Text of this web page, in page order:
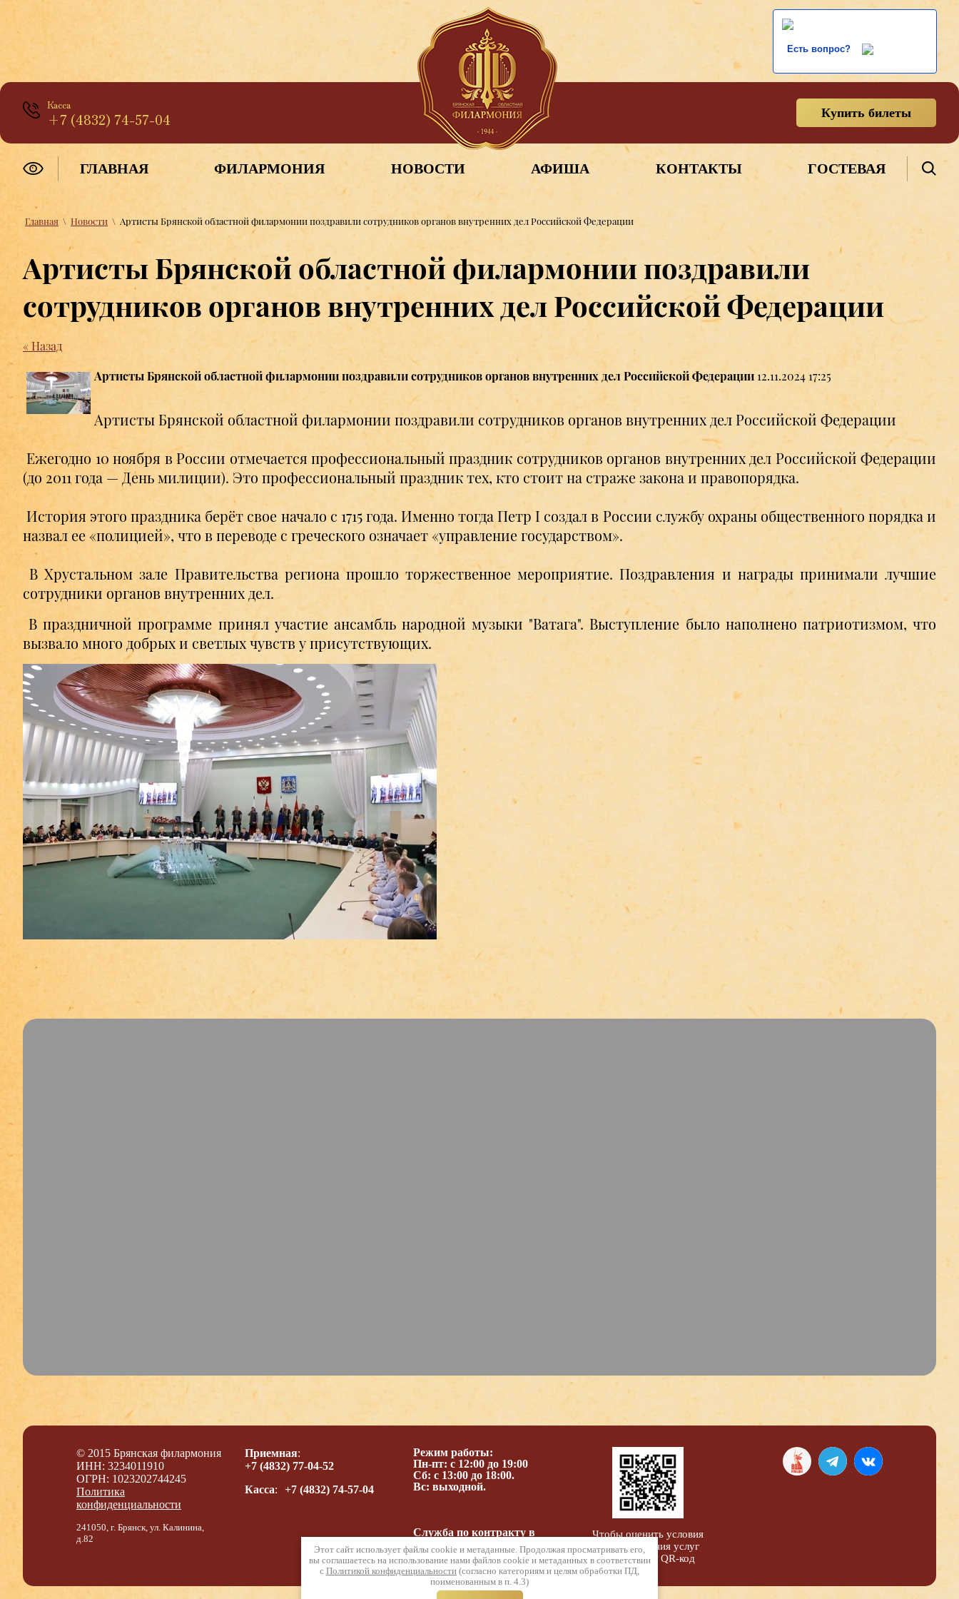
Есть вопрос?
Касса
+7 (4832) 74-57-04 Купить билеты
ГЛАВНАЯ ФИЛАРМОНИЯ НОВОСТИ АФИША КОНТАКТЫ ГОСТЕВАЯ
Главная \ Новости \ Артисты Брянской областной филармонии поздравили сотрудников органов внутренних дел Российской Федерации
Артисты Брянской областной филармонии поздравили
сотрудников органов внутренних дел Российской Федерации
« Назад
Артисты Брянской областной филармонии поздравили сотрудников органов внутренних дел Российской Федерации12.11.2024 17:25
Артисты Брянской областной филармонии поздравили сотрудников органов внутренних дел Российской Федерации
Ежегодно 10 ноября в России отмечается профессиональный праздник сотрудников органов внутренних дел Российской Федерации
(до 2011 года — День милиции). Это профессиональный праздник тех, кто стоит на страже закона и правопорядка.
История этого праздника берёт свое начало с 1715 года. Именно тогда Петр I создал в России службу охраны общественного порядка и
назвал ее «полицией», что в переводе с греческого означает «управление государством».
В Хрустальном зале Правительства региона прошло торжественное мероприятие. Поздравления и награды принимали лучшие
сотрудники органов внутренних дел.
В праздничной программе принял участие ансамбль народной музыки "Ватага". Выступление было наполнено патриотизмом, что
вызвало много добрых и светлых чувств у присутствующих.
© 2015 Брянская филармония
ИНН: 3234011910
ОГРН: 1023202744245
Политика
конфиденциальности
Этот сайт использует файлы cookie и метаданные. Продолжая просматривать его,
вы соглашаетесь на использование нами файлов cookie и метаданных в соответствии
с Политикой конфиденциальности (согласно категориям и целям обработки ПД,
поименованным в п. 4.3)
241050, г. Брянск, ул. Калинина,
д.82
Приемная:
+7 (4832) 77-04-52
Касса: +7 (4832) 74-57-04
Режим работы:
Пн-пт: с 12:00 до 19:00
Сб: с 13:00 до 18:00.
Вс: выходной.
Служба по контракту в
вооруженных силах
Чтобы оценить условия
предоставления услуг
используйте QR-код